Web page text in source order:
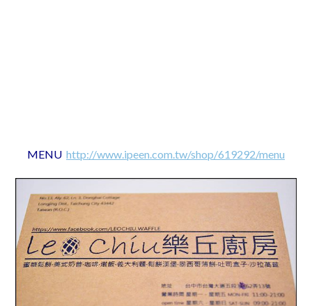
MENU http://www.ipeen.com.tw/shop/619292/menu